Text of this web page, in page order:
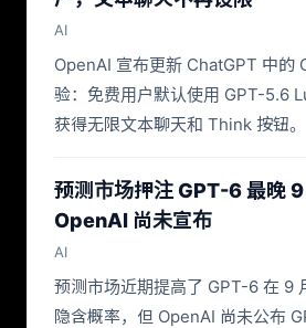
AI
OpenAI 宣布更新 ChatGPT 中的
验：免费用户默认使用 GPT-5.6
获得无限文本聊天和 Think 按钮。
预测市场押注 GPT-6 最晚 9
OpenAI 尚未宣布
AI
预测市场近期提高了 GPT-6 在 9
隐含概率，但 OpenAI 尚未公布